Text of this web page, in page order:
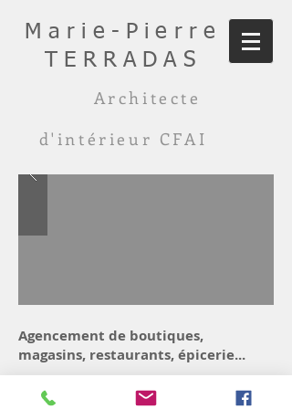
Marie-Pierre
TERRADAS
Architecte
d'intérieur CFAI
Agencement de boutiques,
magasins, restaurants, épicerie...
TERRADAS. Créé avec
Wix.com